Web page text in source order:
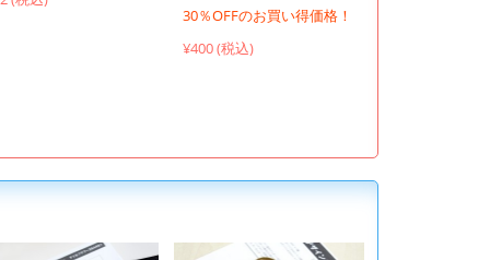
30％OFFのお買い得価格！
¥400 (税込)